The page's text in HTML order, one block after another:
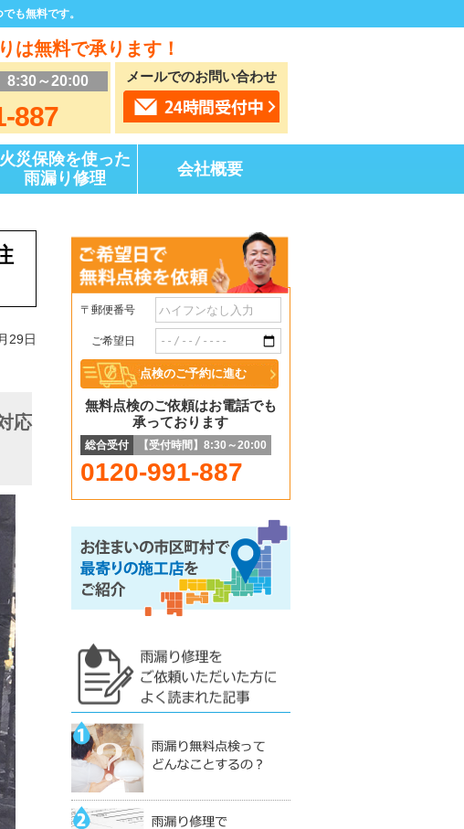
も無料です。
は無料で承ります！
8:30～20:00
887
メールでのお問い合わせ
火災保険を使った
雨漏り修理
会社概要
29日
応
〒郵便番号
ご希望日
無料点検のご依頼はお電話でも
承っております
総合受付 【受付時間】8:30～20:00
0120-991-887